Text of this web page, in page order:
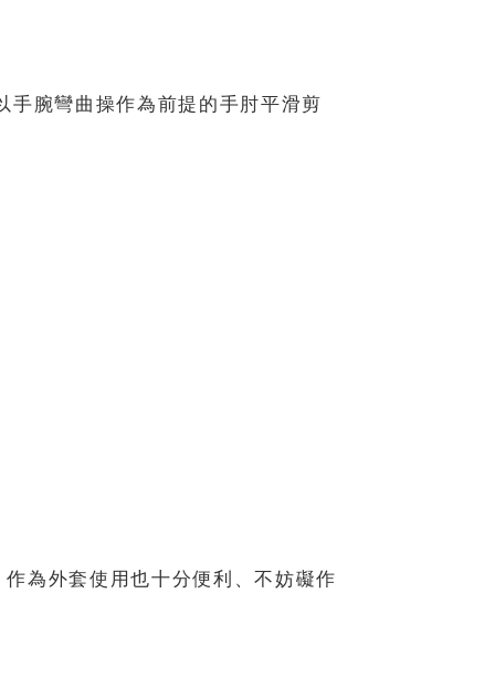
手腕彎曲操作為前提的手肘平滑剪
為外套使用也十分便利、不妨礙作